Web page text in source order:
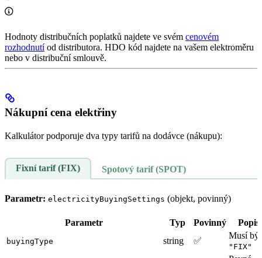
Hodnoty distribučních poplatků najdete ve svém cenovém
rozhodnutíod distributora. HDO kód najdete na vašem elektroměru
nebo v distribuční smlouvě.
Nákupní cena elektřiny
Kalkulátor podporuje dva typy tarifů na dodávce (nákupu):
Fixní tarif (FIX) Spotový tarif (SPOT)
Parametr: electricityBuyingSettings (objekt, povinný)
Parametr Typ Povinný Popis
buyingType string ✅
Musí být
"FIX"